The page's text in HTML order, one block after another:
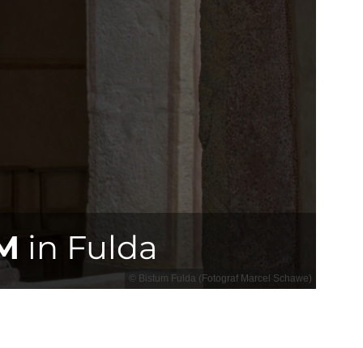
in Fulda
© Bistum Fulda (Fotograf Marcel Schawe)